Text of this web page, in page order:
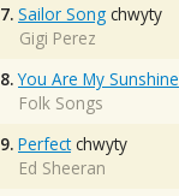
7. Sailor Song chwyty
Gigi Perez
8. You Are My Sunshine
Folk Songs
9. Perfectchwyty
Ed Sheeran